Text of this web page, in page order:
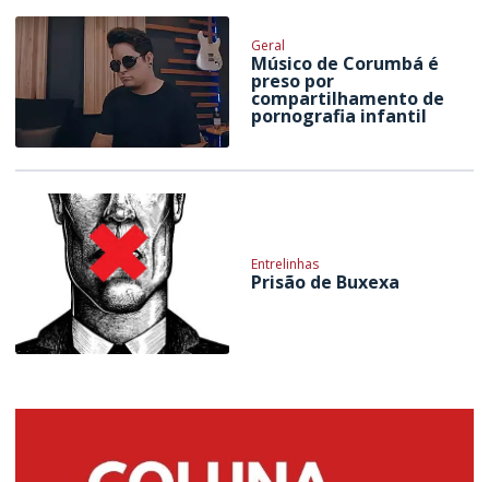
Geral
Músico de Corumbá é
preso por
compartilhamento de
pornografia infantil
Entrelinhas
Prisão de Buxexa